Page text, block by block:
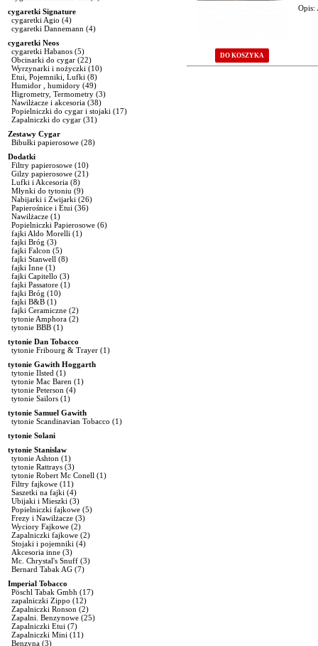
cygaretki Signature
cygaretki Agio (4)
cygaretki Dannemann (4)
cygaretki Neos
cygaretki Habanos (5)
Obcinarki do cygar (22)
Wyrzynarki i nożyczki (10)
Etui, Pojemniki, Lufki (8)
Humidor , humidory (49)
Higrometry, Termometry (3)
Nawilżacze i akcesoria (38)
Popielniczki do cygar i stojaki (17)
Zapalniczki do cygar (31)
Zestawy Cygar
Bibułki papierosowe (28)
Dodatki
Filtry papierosowe (10)
Gilzy papierosowe (21)
Lufki i Akcesoria (8)
Młynki do tytoniu (9)
Nabijarki i Zwijarki (26)
Papierośnice i Etui (36)
Nawilżacze (1)
Popielniczki Papierosowe (6)
fajki Aldo Morelli (1)
fajki Bróg (3)
fajki Falcon (5)
fajki Stanwell (8)
fajki Inne (1)
fajki Capitello (3)
fajki Passatore (1)
fajki Bróg (10)
fajki B&B (1)
fajki Ceramiczne (2)
tytonie Amphora (2)
tytonie BBB (1)
tytonie Dan Tobacco
tytonie Fribourg & Trayer (1)
tytonie Gawith Hoggarth
tytonie Ilsted (1)
tytonie Mac Baren (1)
tytonie Peterson (4)
tytonie Sailors (1)
tytonie Samuel Gawith
tytonie Scandinavian Tobacco (1)
tytonie Solani
tytonie Stanislaw
tytonie Ashton (1)
tytonie Rattrays (3)
tytonie Robert Mc Conell (1)
Filtry fajkowe (11)
Saszetki na fajki (4)
Ubijaki i Mieszki (3)
Popielniczki fajkowe (5)
Frezy i Nawilżacze (3)
Wyciory Fajkowe (2)
Zapalniczki fajkowe (2)
Stojaki i pojemniki (4)
Akcesoria inne (3)
Mc. Chrystal's Snuff (3)
Bernard Tabak AG (7)
Imperial Tobacco
Pöschl Tabak Gmbh (17)
zapalniczki Zippo (12)
Zapalniczki Ronson (2)
Zapalni. Benzynowe (25)
Zapalniczki Etui (7)
Zapalniczki Mini (11)
Benzyna (3)
DO KOSZYKA
Opis: